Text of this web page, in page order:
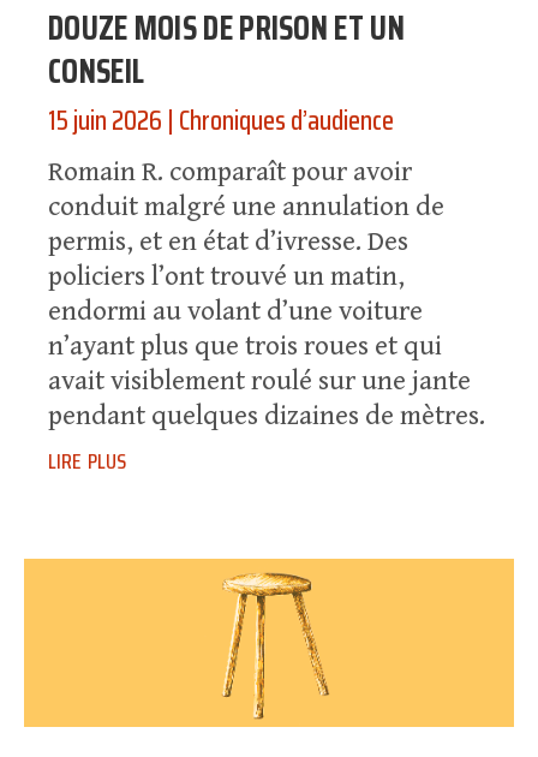
DOUZE MOIS DE PRISON ET UN
CONSEIL
15 juin 2026|Chroniques d’audience
Romain R. comparaît pour avoir
conduit malgré une annulation de
permis, et en état d’ivresse. Des
policiers l’ont trouvé un matin,
endormi au volant d’une voiture
n’ayant plus que trois roues et qui
avait visiblement roulé sur une jante
pendant quelques dizaines de mètres.
lire plus